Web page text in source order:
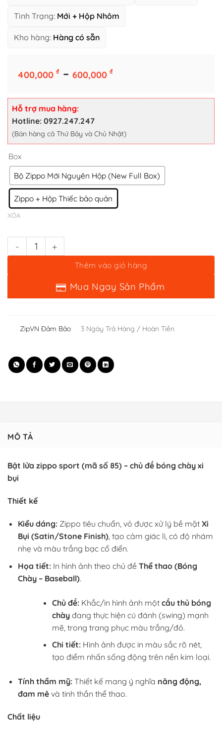
Tình Trạng: Mới + Hộp Nhôm
Kho hàng: Hàng có sẵn
400,000 ₫ – 600,000 ₫Khoảng
từ
600,000 ₫
Hỗ trợ mua hàng:
Hotline: 0927.247.247
(Bán hàng cả Thứ Bảy và Chủ Nhật)
XÓA
Bật lửa zippo sport (mã số 85) - chủ đề bóng chày xi bụi số lượng
Mua Ngay Sản Phẩm
ZipVN Đảm Bảo 3 Ngày Trả Hàng / Hoàn Tiền
MÔ TẢ
Bật lửa zippo sport (mã số 85) – chủ đề bóng chày xi
bụi
Thiết kế
Kiểu dáng:Zippo tiêu chuẩn, vỏ được xử lý bề mặt Xi
Bụi (Satin/Stone Finish), tạo cảm giác lì, có độ nhám
nhẹ và màu trắng bạc cổ điển.
Họa tiết:In hình ảnh theo chủ đề Thể thao (Bóng
Chày – Baseball).
Chủ đề:Khắc/in hình ảnh một cầu thủ bóng
chàyđang thực hiện cú đánh (swing) mạnh
mẽ, trong trang phục màu trắng/đỏ.
Chi tiết:Hình ảnh được in màu sắc rõ nét,
tạo điểm nhấn sống động trên nền kim loại.
Tính thẩm mỹ:Thiết kế mang ý nghĩa năng động,
đam mêvà tinh thần thể thao.
Chất liệu